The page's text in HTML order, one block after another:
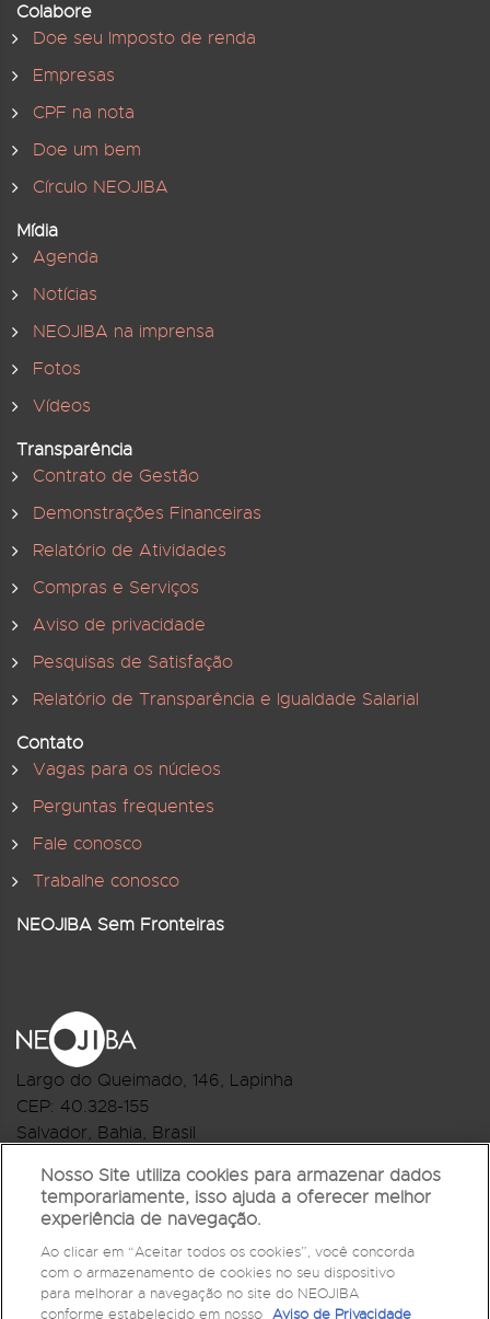
Colabore
Doe seu Imposto de renda
Empresas
CPF na nota
Doe um bem
Círculo NEOJIBA
Mídia
Agenda
Notícias
NEOJIBA na imprensa
Fotos
Vídeos
Transparência
Contrato de Gestão
Demonstrações Financeiras
Relatório de Atividades
Compras e Serviços
Aviso de privacidade
Pesquisas de Satisfação
Relatório de Transparência e Igualdade Salarial
Contato
Vagas para os núcleos
Perguntas frequentes
Fale conosco
Trabalhe conosco
NEOJIBA Sem Fronteiras
Largo do Queimado, 146, Lapinha
CEP: 40.328-155
Salvador, Bahia, Brasil
R.Monte Castelo Nº 62, Bairro Barbalho
CEP: 40.301-210
Salvador, Bahia, Brasil
Telefone:(71) 3032-1073
Nosso Site utiliza cookies para armazenar dados
temporariamente, isso ajuda a oferecer melhor
experiência de navegação.
Ao clicar em “Aceitar todos os cookies”, você concorda
com o armazenamento de cookies no seu dispositivo
para melhorar a navegação no site do NEOJIBA
conforme estabelecido em nosso Aviso de Privacidade